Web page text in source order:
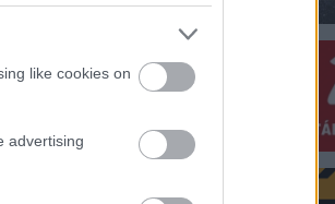
like cookies on
advertising